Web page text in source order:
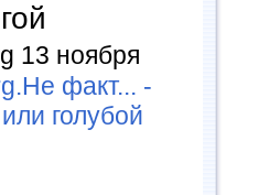
13 ноября
факт... -
голубой